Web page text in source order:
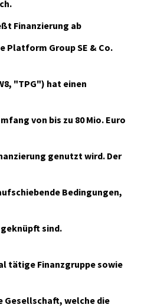
Finanzierung ab
Platform Group SE & Co.
"TPG") hat einen
von bis zu 80 Mio. Euro
genutzt wird. Der
Bedingungen,
sind.
tätige Finanzgruppe sowie
Gesellschaft, welche die